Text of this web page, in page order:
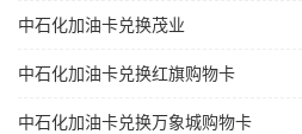
中石化加油卡兑换茂业
中石化加油卡兑换红旗购物卡
中石化加油卡兑换万象城购物卡